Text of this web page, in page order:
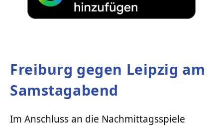
Freiburg gegen Leipzig am
Samstagabend
Im Anschluss an die Nachmittagsspiele